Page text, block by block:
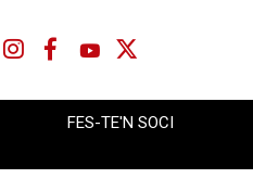
FES-TE'N SOCI